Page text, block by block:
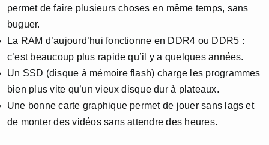
permet de faire plusieurs choses en même temps, sans
buguer.
La RAM d’aujourd’hui fonctionne en DDR4 ou DDR5 :
c’est beaucoup plus rapide qu’il y a quelques années.
Un SSD (disque à mémoire flash) charge les programmes
bien plus vite qu’un vieux disque dur à plateaux.
Une bonne carte graphique permet de jouer sans lags et
de monter des vidéos sans attendre des heures.